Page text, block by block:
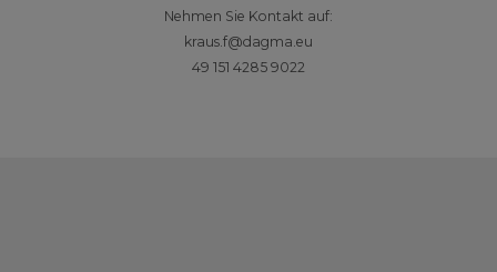
Nehmen Sie Kontakt auf:
kraus.f@dagma.eu
49 151 4285 9022